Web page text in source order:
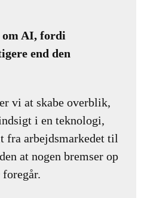
AI, fordi
end den
vi at skabe overblik,
i en teknologi,
fra arbejdsmarkedet til
at nogen bremser op